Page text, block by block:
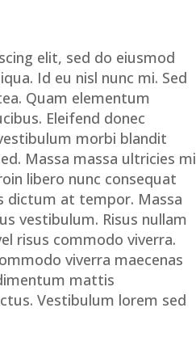
elit, sed do eiusmod
Id eu nisl nunc mi. Sed
Quam elementum
Eleifend donec
morbi blandit
Massa massa ultricies mi
libero nunc consequat
dictum at tempor. Massa
vestibulum. Risus nullam
risus commodo viverra.
viverra maecenas
mattis
Vestibulum lorem sed